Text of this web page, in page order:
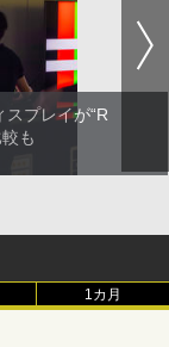
スプレイが“R
も
1カ月